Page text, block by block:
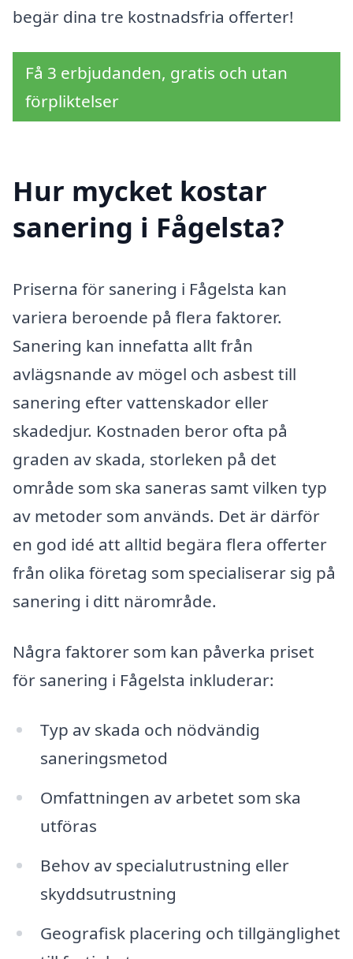
begär dina tre kostnadsfria offerter!
Få 3 erbjudanden, gratis och utan
förpliktelser
Hur mycket kostar
sanering i Fågelsta?
Priserna för sanering i Fågelsta kan
variera beroende på flera faktorer.
Sanering kan innefatta allt från
avlägsnande av mögel och asbest till
sanering efter vattenskador eller
skadedjur. Kostnaden beror ofta på
graden av skada, storleken på det
område som ska saneras samt vilken typ
av metoder som används. Det är därför
en god idé att alltid begära flera offerter
från olika företag som specialiserar sig på
sanering i ditt närområde.
Några faktorer som kan påverka priset
för sanering i Fågelsta inkluderar:
Typ av skada och nödvändig
saneringsmetod
Omfattningen av arbetet som ska
utföras
Behov av specialutrustning eller
skyddsutrustning
Geografisk placering och tillgänglighet